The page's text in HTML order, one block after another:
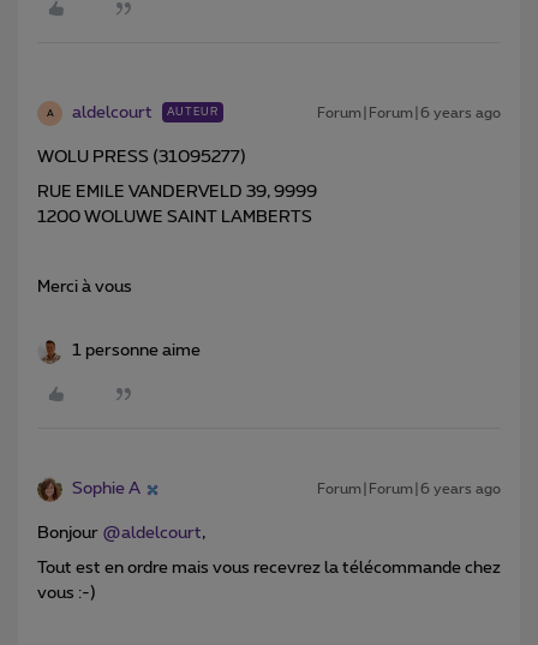
A aldelcourt AUTEUR Forum|Forum|6 years ago
WOLU PRESS (31095277)
RUE EMILE VANDERVELD 39, 9999
1200 WOLUWE SAINT LAMBERTS
Merci à vous
1 personne aime
Sophie A Forum|Forum|6 years ago
Bonjour @aldelcourt,
Tout est en ordre mais vous recevrez la télécommande chez
vous :-)